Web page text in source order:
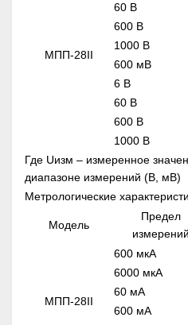
МПП-28II
60 В
600 В
1000 В
600 мВ
6 В
60 В
600 В
1000 В
Где Uизм – измеренное
диапазоне измерений (В, мВ)
Метрологические
Модель
Предел
измерений
МПП-28II
600 мкА
6000 мкА
60 мА
600 мА